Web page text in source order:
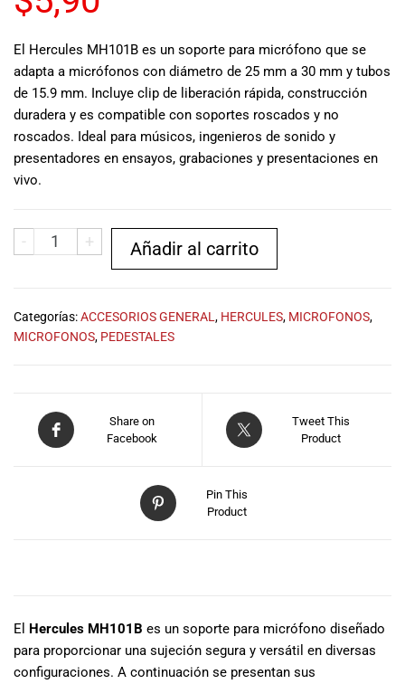
de expertos en
música está
aquí para
ayudarte a
encontrar el
instrumento o
ti, y ofrecerte el
mejor servicio
al cliente
Además,
ofrecemos
especiales
para nuestros
clientes. Ven a
nuestra tienda
física en Quito,
recibe tu
pedido en la
comodidad de
El Hercules MH101B es un soporte para micrófono que se
adapta a micrófonos con diámetro de 25 mm a 30 mm y tubos
de 15.9 mm. Incluye clip de liberación rápida, construcción
duradera y es compatible con soportes roscados y no
roscados. Ideal para músicos, ingenieros de sonido y
presentadores en ensayos, grabaciones y presentaciones en
vivo.
- + Añadir al carrito
Categorías:ACCESORIOS GENERAL , HERCULES, MICROFONOS,
MICROFONOS, PEDESTALES
Share on
Facebook
Tweet This
Product
Pin This
Product
El Hercules MH101B es un soporte para micrófono diseñado
para proporcionar una sujeción segura y versátil en diversas
configuraciones. A continuación se presentan sus